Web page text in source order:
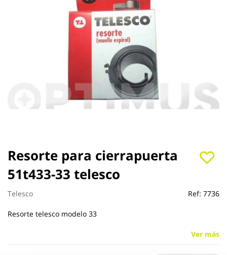
Resorte para cierrapuerta
51t433-33 telesco
Telesco Ref: 7736
Resorte telesco modelo 33
Ver más
Saltar
al
comienzo
de
la
de